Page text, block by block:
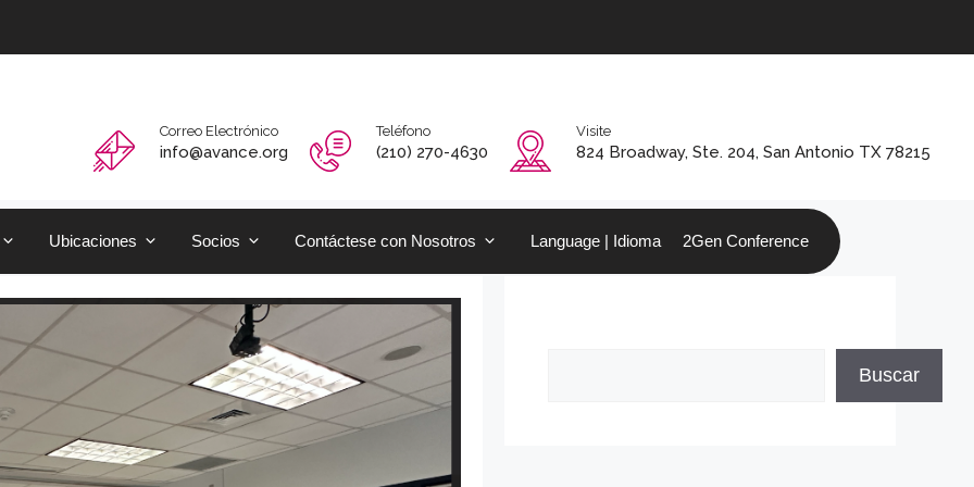
Correo Electrónico
info@avance.org
Teléfono
(210) 270-4630
Visite
824 Broadway, Ste. 204, San Antonio TX 78215
Ubicaciones Socios Contáctese con Nosotros Language | Idioma 2Gen Conference
Buscar